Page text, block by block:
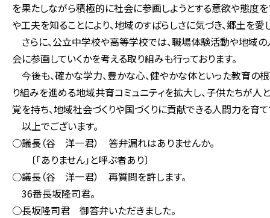
を果たしながら積極的に社会に参画しようとする意欲や態度を
や工夫を知ることにより、地域のすばらしさに気づき、郷土を愛
さらに、公立中学校や高等学校では、職場体験活動や地域
会に参画していくかを考える取り組みも行っております。
今後も、確かな学力、豊かな心、健やかな体といった教育の
り組みを進める地域共育コミュニティを拡大し、子供たちが
覚を持ち、地域社会づくりや国づくりに貢献できる人間力を育て
以上でございます。
○議長（谷 洋一君） 答弁漏れはありませんか。
〔「ありません」と呼ぶ者あり〕
○議長（谷 洋一君） 再質問を許します。
36番長坂隆司君。
○長坂隆司君 御答弁いただきました。